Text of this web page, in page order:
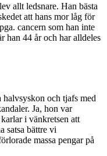
allt ledsnare. Han bästa
att hans mor låg för
cancern som han inte
han 44 år och har alldeles
och tjafs med
Ja, hon var
i vänkretsen att
satsa bättre vi
massa pengar på